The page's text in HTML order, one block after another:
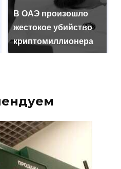
В ОАЭ произошло
жестокое убийство
криптомиллионера